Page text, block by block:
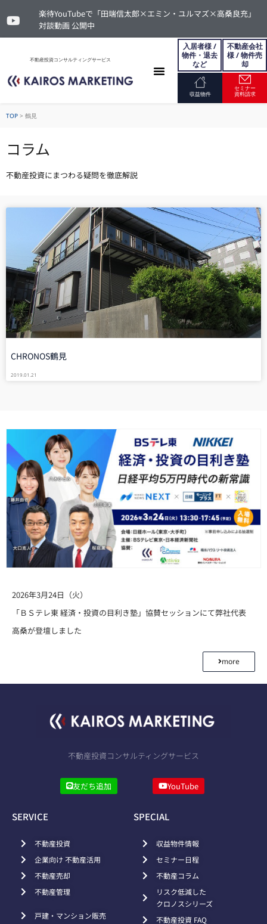
楽待YouTubeで「田端信太郎×エミン・ユルマズ×高桑良充」
対談動画 公開中
不動産投資コンサルティングサービス
入居者様 /
物件・退去
など
不動産会社
様 / 物件売
却
収益物件
セミナー
資料請求
TOP > 鶴見
コラム
不動産投資にまつわる疑問を徹底解説
CHRONOS鶴見
2019.01.21
2026年3月24日（火）
「ＢＳテレ東 経済・投資の目利き塾」協賛セッションにて弊社代表
高桑が登壇しました
more
不動産投資コンサルティングサービス
友だち追加 YouTube
SERVICE
不動産投資
企業向け 不動産活用
不動産売却
不動産管理
戸建・マンション販売
SPECIAL
収益物件情報
セミナー日程
不動産コラム
リスク低減した
クロノスシリーズ
不動産投資 FAQ